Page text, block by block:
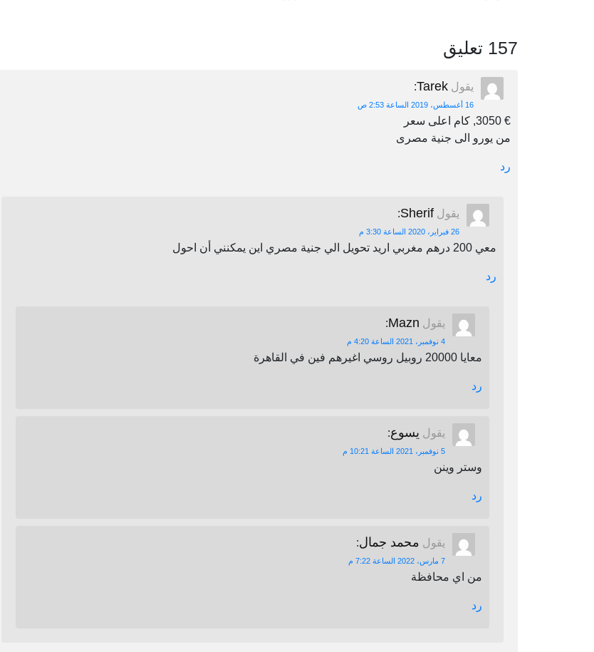
157 تعليق
يقول Tarek
:
16 أغسطس، 2019 الساعة 2:53 ص
€ 3050, كام اعلى سعر
من يورو الى جنية مصرى
رد
يقول Sherif
:
26 فبراير، 2020 الساعة 3:30 م
معي 200 درهم مغربي اريد تحويل الي جنية مصري اين يمكنني أن احول
رد
يقول Mazn
:
4 نوفمبر، 2021 الساعة 4:20 م
معايا 20000 روبيل روسي اغيرهم فين في القاهرة
رد
يقول يسوع:
5 نوفمبر، 2021 الساعة 10:21 م
وستر وينن
رد
يقول محمد جمال:
7 مارس، 2022 الساعة 7:22 م
من اي محافظة
رد